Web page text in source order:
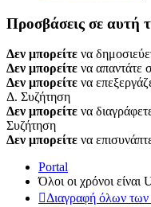
Προσβάσεις σε αυτή
Δεν μπορείτε να
Δεν μπορείτε να απαντάτε
Δεν μπορείτε να
Δ. Συζήτηση
Δεν μπορείτε να
Συζήτηση
Δεν μπορείτε να
Portal
Όλοι οι χρόνοι είναι
Διαγραφή όλων